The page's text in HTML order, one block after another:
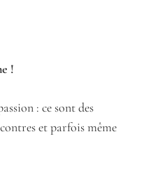
!
: ce sont des
et parfois même